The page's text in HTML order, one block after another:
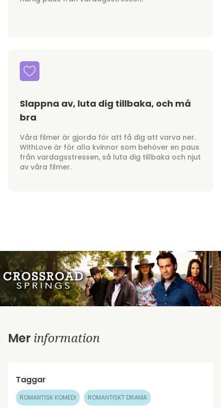
Slappna av, luta dig tillbaka, och må
bra
Våra filmer är gjorda för att få dig att varva ner.
WithLove är för alla kvinnor som behöver en paus
från vardagsstressen, så luta dig tillbaka och njut
av våra filmer.
Mer information
Taggar
ROMANTISK KOMEDI ROMANTISKT DRAMA